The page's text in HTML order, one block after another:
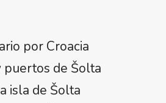
por Croacia
puertos de Šolta
isla de Šolta